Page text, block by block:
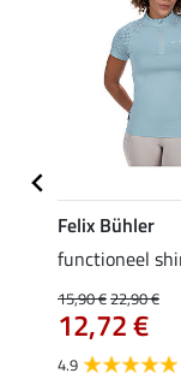
Felix Bühler
functioneel
15,90 €22,90 €
12,72 €
4.9